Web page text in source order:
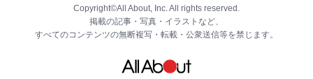
Copyright©All About, Inc. All rights reserved.
掲載の記事・写真・イラストなど、
すべてのコンテンツの無断複写・転載・公衆送信等を禁じます。